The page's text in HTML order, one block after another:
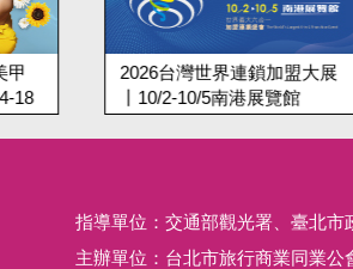
2026台灣世界連鎖加盟大展
丨10/2-10/5南港展覽館
秋
指導單位：交通部觀光署、臺北市
主辦單位：台北市旅行商業同業公